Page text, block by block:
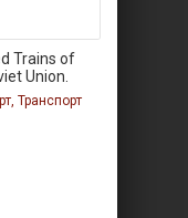
Trains of
Union.
Транспорт